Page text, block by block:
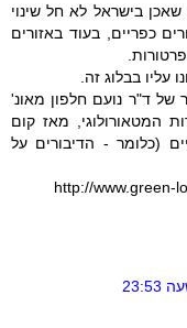
בישראל לא חל שינוי
כפריים, בעוד באזורים
עליו בבלוג זה.
של ד"ר נועם חלפון מאונ'
המטאורולוגי, מאז קום
(כלומר - הדיבורים על
http://www.green-